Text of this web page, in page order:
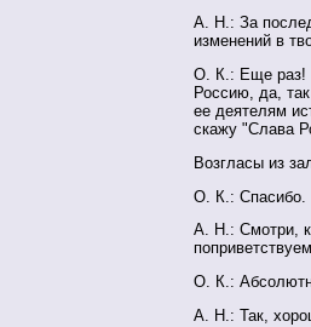
А. Н.: За
изменений в
О. К.: Еще раз!
Россию, да,
ее деятелям
скажу "Слава
Возгласы из
О. К.: Спасибо.
А. Н.: Смотри,
О. К.:
А. Н.: Так,